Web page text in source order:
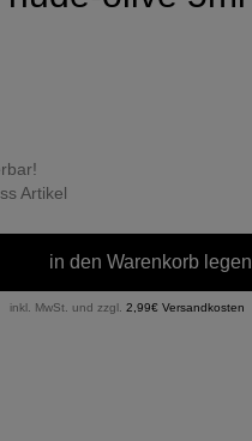
Artikel
in den Warenkorb legen
inkl. MwSt. und zzgl. 2,99€ Versandkosten